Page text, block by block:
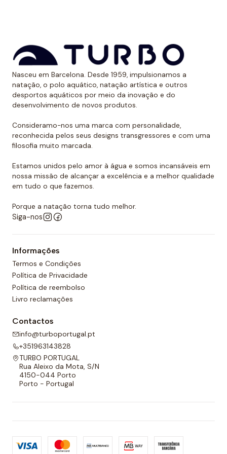
habitual. No caso de compará-lo com o fato de banho
Turbo com alças finas, sugerimos optar por um
tamanho maior, já que são um pouco menores.
Nasceu em Barcelona. Desde 1959, impulsionamos a
natação, o polo aquático, natação artística e outros
desportos aquáticos por meio da inovação e do
desenvolvimento de novos produtos.
Consideramo-nos uma marca com personalidade,
reconhecida pelos seus designs transgressores e com uma
filosofia muito marcada.
Estamos unidos pelo amor à água e somos incansáveis em
nossa missão de alcançar a excelência e a melhor qualidade
em tudo o que fazemos.
Porque a natação torna tudo melhor.
Siga-nos
Informações
Termos e Condições
Política de Privacidade
Política de reembolso
Livro reclamações
Contactos
info@turboportugal.pt
+351963143828
TURBO PORTUGAL
Rua Aleixo da Mota, S/N
4150-044 Porto
Porto - Portugal